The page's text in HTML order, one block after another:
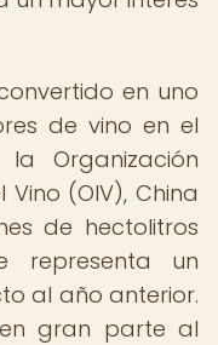
en uno
de vino en el
Organización
(OIV), China
de hectolitros
representa un
al año anterior.
gran parte al